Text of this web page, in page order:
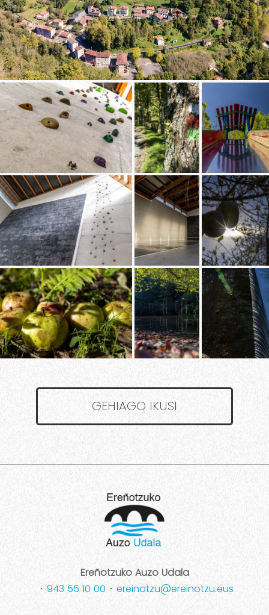
GEHIAGO IKUSI
Ereñotzuko Auzo Udala
･ 943 55 10 00 ･ ereinotzu@ereinotzu.eus